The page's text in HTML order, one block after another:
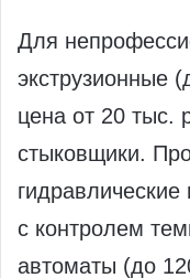
Для
экструзионные
цена от 20 тыс.
стыковщики.
с контролем
автоматы (до